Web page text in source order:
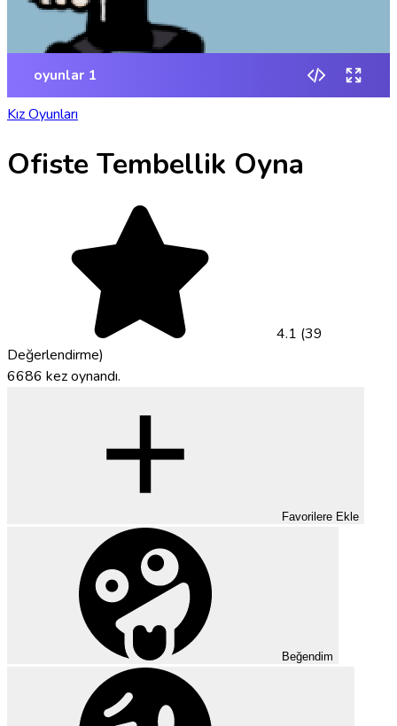
Kız Oyunları
Ofiste Tembellik Oyna
4.1 (39
Değerlendirme)
6686 kez oynandı.
Favorilere Ekle
Beğendim